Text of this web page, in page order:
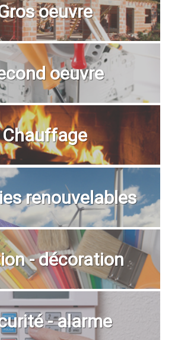
oeuvre
oeuvre
Chauffage
renouvelables
- décoration
- alarme